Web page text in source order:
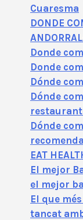
Cuaresma
DONDE
Donde
Donde
Dónde
Dónde
Dónde
EAT
El mejor
el mejor
El que
tancat